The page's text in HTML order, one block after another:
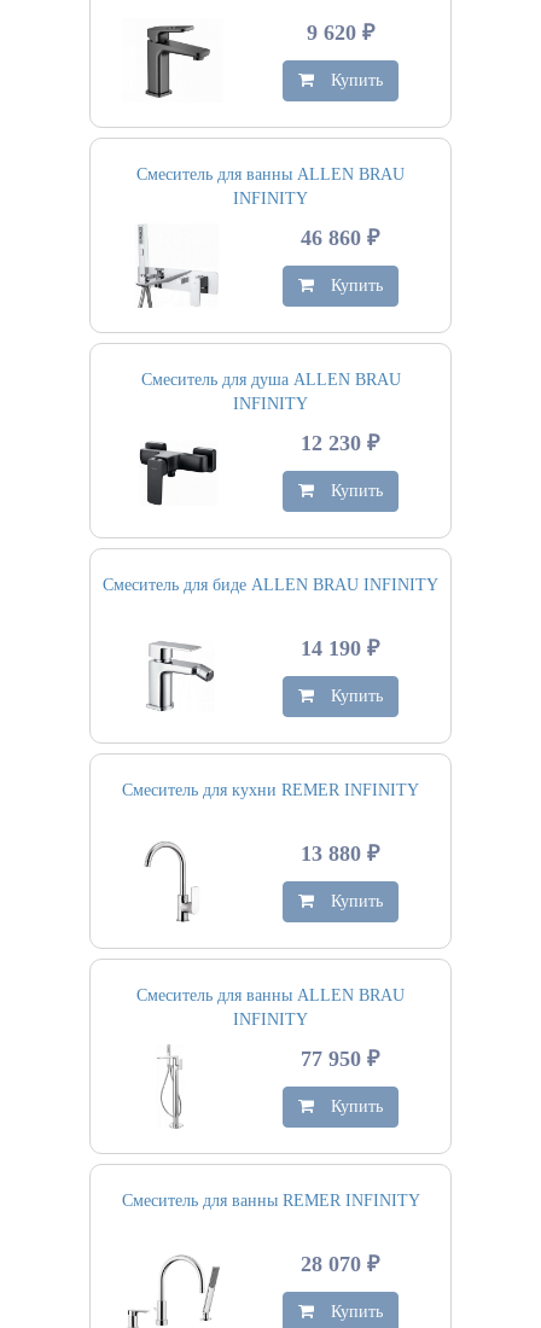
9 620 ₽
Купить
Смеситель для ванны ALLEN BRAU
INFINITY
46 860 ₽
Купить
Смеситель для душа ALLEN BRAU
INFINITY
12 230 ₽
Купить
Смеситель для биде ALLEN BRAU INFINITY
14 190 ₽
Купить
Смеситель для кухни REMER INFINITY
13 880 ₽
Купить
Смеситель для ванны ALLEN BRAU
INFINITY
77 950 ₽
Купить
Смеситель для ванны REMER INFINITY
28 070 ₽
Купить